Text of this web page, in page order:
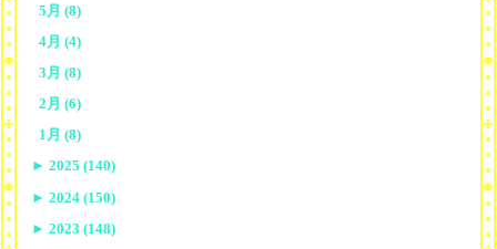
5月 (8)
4月 (4)
3月 (8)
2月 (6)
1月 (8)
► 2025 (140)
► 2024 (150)
► 2023 (148)